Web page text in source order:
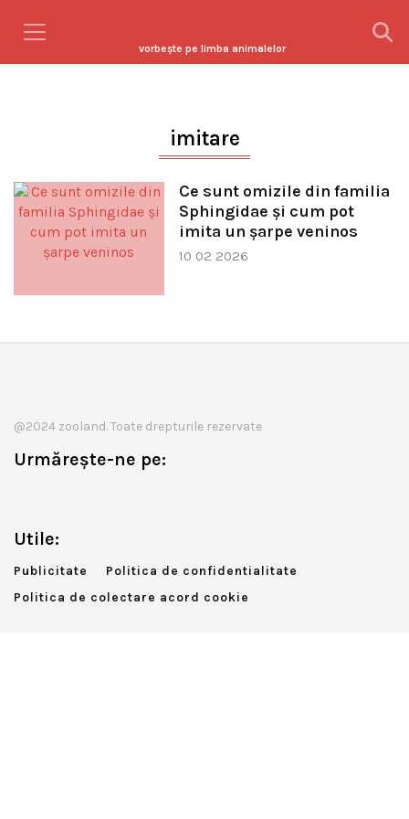
vorbeşte pe limba animalelor
imitare
Ce sunt omizile din familia
Sphingidae și cum pot
imita un șarpe veninos
10 02 2026
@2024 zooland. Toate drepturile rezervate
Urmărește-ne pe:
Utile:
Publicitate
Politica de confidentialitate
Politica de colectare acord cookie